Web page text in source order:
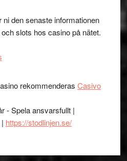
den senaste informationen
slots hos casino på nätet.
rekommenderas Casivo
- Spela ansvarsfullt |
https://stodlinjen.se/